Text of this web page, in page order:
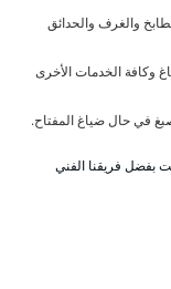
والغرف والحدائق
وكافة الخدمات الأخرى
في حال ضياغ المفتاح.
بفضل فريقنا الفني